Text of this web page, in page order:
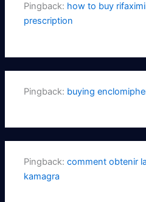
Pingback: how to buy
prescription
Pingback: buying
Pingback:comment obtenir
kamagra